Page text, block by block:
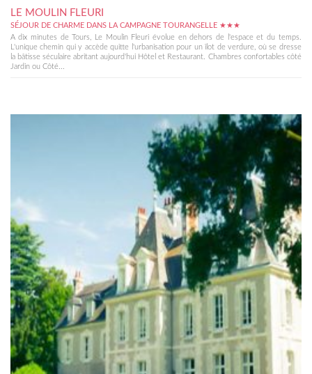
LE MOULIN FLEURI
SÉJOUR DE CHARME DANS LA CAMPAGNE TOURANGELLE ★★★
A dix minutes de Tours, Le Moulin Fleuri évolue en dehors de l'espace et du temps.
L'unique chemin qui y accède quitte l'urbanisation pour un îlot de verdure, où se dresse
la bâtisse séculaire abritant aujourd'hui Hôtel et Restaurant. Chambres confortables côté
Jardin ou Côté...